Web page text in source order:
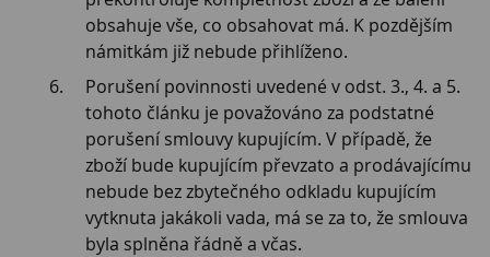
obsahuje vše, co obsahovat má. K pozdějším
námitkám již nebude přihlíženo.
Porušení povinnosti uvedené v odst. 3., 4. a 5.
tohoto článku je považováno za podstatné
porušení smlouvy kupujícím. V případě, že
zboží bude kupujícím převzato a prodávajícímu
nebude bez zbytečného odkladu kupujícím
vytknuta jakákoli vada, má se za to, že smlouva
byla splněna řádně a včas.